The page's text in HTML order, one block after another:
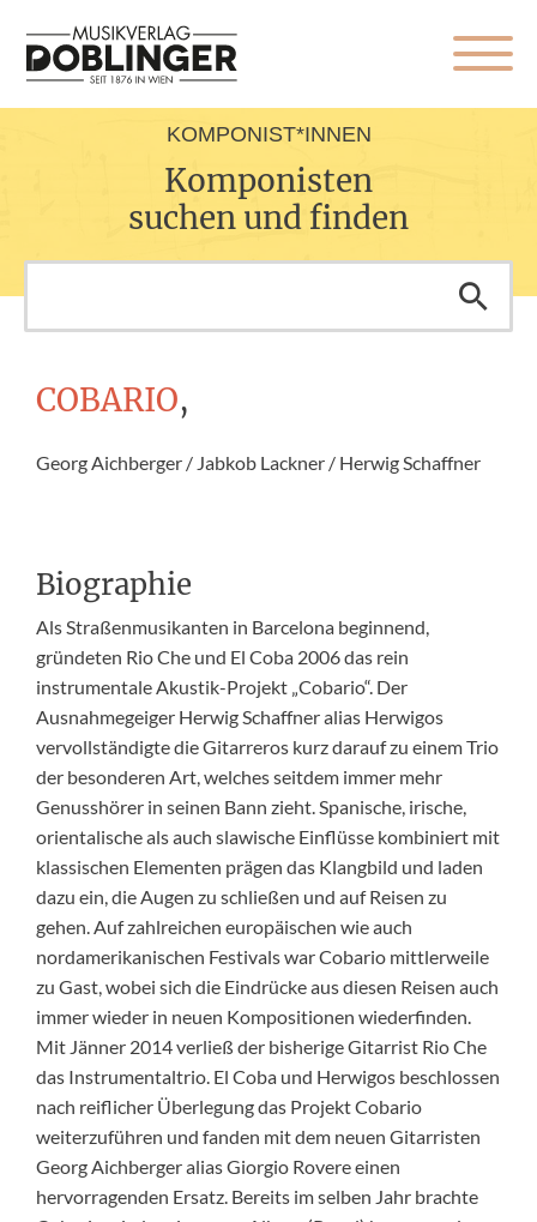
KOMPONIST*INNEN
Komponisten
suchen und finden
COBARIO,
Georg Aichberger / Jabkob Lackner / Herwig Schaffner
Biographie
Als Straßenmusikanten in Barcelona beginnend,
gründeten Rio Che und El Coba 2006 das rein
instrumentale Akustik-Projekt „Cobario“. Der
Ausnahmegeiger Herwig Schaffner alias Herwigos
vervollständigte die Gitarreros kurz darauf zu einem Trio
der besonderen Art, welches seitdem immer mehr
Genusshörer in seinen Bann zieht. Spanische, irische,
orientalische als auch slawische Einflüsse kombiniert mit
klassischen Elementen prägen das Klangbild und laden
dazu ein, die Augen zu schließen und auf Reisen zu
gehen. Auf zahlreichen europäischen wie auch
nordamerikanischen Festivals war Cobario mittlerweile
zu Gast, wobei sich die Eindrücke aus diesen Reisen auch
immer wieder in neuen Kompositionen wiederfinden.
Mit Jänner 2014 verließ der bisherige Gitarrist Rio Che
das Instrumentaltrio. El Coba und Herwigos beschlossen
nach reiflicher Überlegung das Projekt Cobario
weiterzuführen und fanden mit dem neuen Gitarristen
Georg Aichberger alias Giorgio Rovere einen
hervorragenden Ersatz. Bereits im selben Jahr brachte